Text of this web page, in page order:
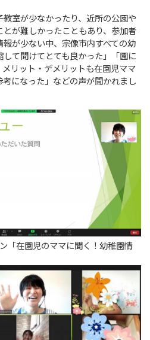
室が少なかったり、近所の公園や
が難しかったこともあり、参加者
が少ない中、宗像市内すべての幼
て聞けてとても良かった」「園に
リット・デメリットも在園児ママ
になった」などの声が聞かれまし
「在園児のママに聞く！幼稚園情